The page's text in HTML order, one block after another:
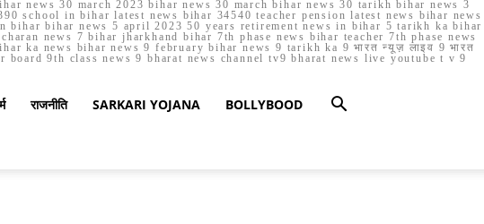
news 30 march 2023 bihar news 30 march bihar news 30 tarikh bihar news 3
school in bihar latest news bihar 34540 teacher pension latest news bihar news
bihar news 5 april 2023 50 years retirement news in bihar 5 tarikh ka bihar
news 7 bihar jharkhand bihar 7th phase news bihar teacher 7th phase news
ka news bihar news 9 february bihar news 9 tarikh ka 9 भारत न्यूज़ लाइव 9 भारत
9th class news 9 bharat news channel tv9 bharat news live youtube t v 9
राजनीति SARKARI YOJANA BOLLYBOOD